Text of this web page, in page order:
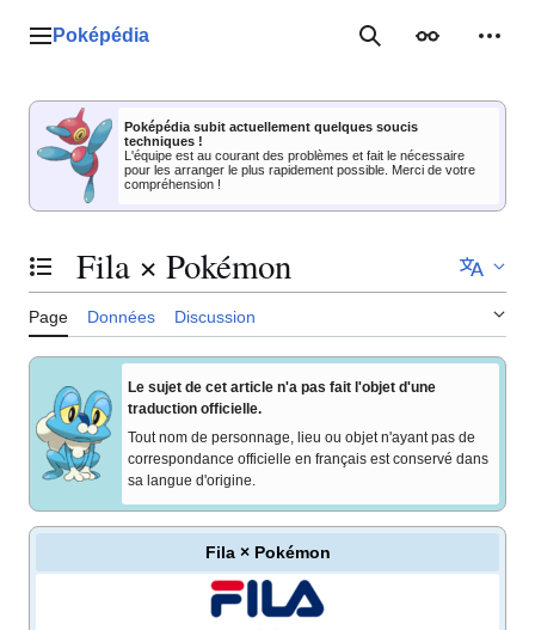
Menu principal
Poképédia RechercherApparence
Poképédia subit actuellement quelques soucis
techniques !
L'équipe est au courant des problèmes et fait le nécessaire
pour les arranger le plus rapidement possible. Merci de votre
compréhension !
Basculer la table des matières
Fila × Pokémon
Page Données Discussion
Le sujet de cet article n'a pas fait l'objet d'une
traduction officielle.
Tout nom de personnage, lieu ou objet n'ayant pas de
correspondance officielle en français est conservé dans
sa langue d'origine.
Fila × Pokémon